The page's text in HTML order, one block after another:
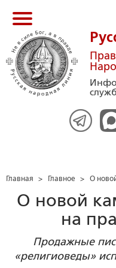
Главная > Главное > О
О новой
на
Продажные
«религиоведы»